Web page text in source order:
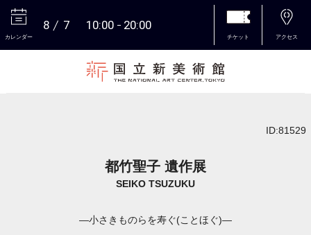
カレンダー
8 7 10:00 20:00
チケット アクセス
ID:81529
都竹聖子 遺作展
SEIKO TSUZUKU
―小さきものらを寿ぐ(ことほぐ)―